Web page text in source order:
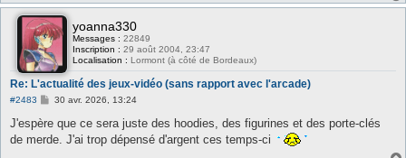
yoanna330
Messages : 22849
Inscription : 29 août 2004, 23:47
Localisation : Lormont (à côté de Bordeaux)
Re: L'actualité des jeux-vidéo (sans rapport avec l'arcade)
#2483
M
s
a
30 avr. 2026, 13:24
J'espère que ce sera juste des hoodies, des figurines et des porte-clés
de merde. J'ai trop dépensé d'argent ces temps-ci